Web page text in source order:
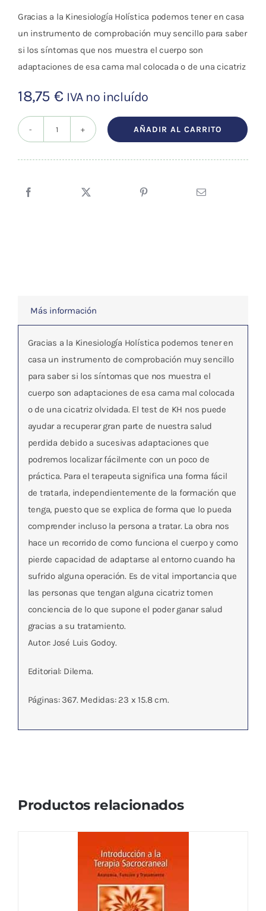
clínico
Material de
enseñanza
Gracias a la Kinesiología Holística podemos tener en casa
un instrumento de comprobación muy sencillo para saber
si los síntomas que nos muestra el cuerpo son
adaptaciones de esa cama mal colocada o de una cicatriz
18,75 € IVA no incluído
GEOPATIAS-
AÑADIR AL CARRITO
Más información
Gracias a la Kinesiología Holística podemos tener en
casa un instrumento de comprobación muy sencillo
para saber si los síntomas que nos muestra el
cuerpo son adaptaciones de esa cama mal colocada
o de una cicatriz olvidada. El test de KH nos puede
ayudar a recuperar gran parte de nuestra salud
perdida debido a sucesivas adaptaciones que
podremos localizar fácilmente con un poco de
práctica. Para el terapeuta significa una forma fácil
de tratarla, independientemente de la formación que
tenga, puesto que se explica de forma que lo pueda
comprender incluso la persona a tratar. La obra nos
hace un recorrido de como funciona el cuerpo y como
pierde capacidad de adaptarse al entorno cuando ha
sufrido alguna operación. Es de vital importancia que
las personas que tengan alguna cicatriz tomen
conciencia de lo que supone el poder ganar salud
gracias a su tratamiento.
Autor: José Luis Godoy.
Editorial: Dilema.
Páginas: 367. Medidas: 23 x 15.8 cm.
Productos relacionados
INTRODUCCION A LA TERAPIA
SACROCRANEAL
IVA no incluído